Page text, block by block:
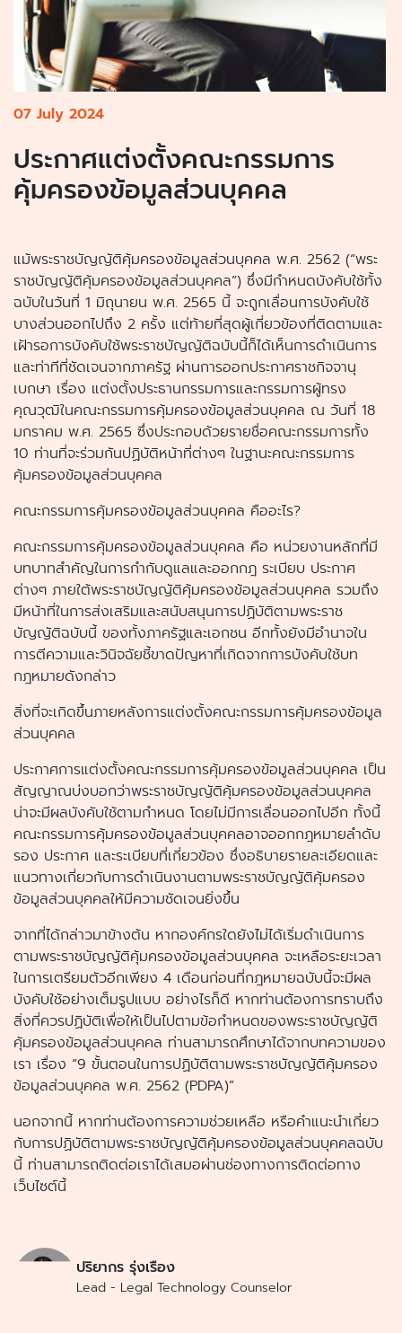
07 July 2024
ประกาศแต่งตั้งคณะกรรมการ
คุ้มครองข้อมูลส่วนบุคคล
แม้พระราชบัญญัติคุ้มครองข้อมูลส่วนบุคคล พ.ศ. 2562 (“พระ
ราชบัญญัติคุ้มครองข้อมูลส่วนบุคคล”) ซึ่งมีกำหนดบังคับใช้ทั้ง
ฉบับในวันที่ 1 มิถุนายน พ.ศ. 2565 นี้ จะถูกเลื่อนการบังคับใช้
บางส่วนออกไปถึง 2 ครั้ง แต่ท้ายที่สุดผู้เกี่ยวข้องที่ติดตามและ
เฝ้ารอการบังคับใช้พระราชบัญญัติฉบับนี้ก็ได้เห็นการดำเนินการ
และท่าทีที่ชัดเจนจากภาครัฐ ผ่านการออกประกาศราชกิจจานุ
เบกษา เรื่อง แต่งตั้งประธานกรรมการและกรรมการผู้ทรง
คุณวุฒิในคณะกรรมการคุ้มครองข้อมูลส่วนบุคคล ณ วันที่ 18
มกราคม พ.ศ. 2565 ซึ่งประกอบด้วยรายชื่อคณะกรรมการทั้ง
10 ท่านที่จะร่วมกันปฏิบัติหน้าที่ต่างๆ ในฐานะคณะกรรมการ
คุ้มครองข้อมูลส่วนบุคคล
คณะกรรมการคุ้มครองข้อมูลส่วนบุคคล คืออะไร?
คณะกรรมการคุ้มครองข้อมูลส่วนบุคคล คือ หน่วยงานหลักที่มี
บทบาทสำคัญในการกำกับดูแลและออกกฎ ระเบียบ ประกาศ
ต่างๆ ภายใต้พระราชบัญญัติคุ้มครองข้อมูลส่วนบุคคล รวมถึง
มีหน้าที่ในการส่งเสริมและสนับสนุนการปฏิบัติตามพระราช
บัญญัติฉบับนี้ ของทั้งภาครัฐและเอกชน อีกทั้งยังมีอำนาจใน
การตีความและวินิจฉัยชี้ขาดปัญหาที่เกิดจากการบังคับใช้บท
กฎหมายดังกล่าว
สิ่งที่จะเกิดขึ้นภายหลังการแต่งตั้งคณะกรรมการคุ้มครองข้อมูล
ส่วนบุคคล
ประกาศการแต่งตั้งคณะกรรมการคุ้มครองข้อมูลส่วนบุคคล เป็น
สัญญาณบ่งบอกว่าพระราชบัญญัติคุ้มครองข้อมูลส่วนบุคคล
น่าจะมีผลบังคับใช้ตามกำหนด โดยไม่มีการเลื่อนออกไปอีก ทั้งนี้
คณะกรรมการคุ้มครองข้อมูลส่วนบุคคลอาจออกกฎหมายลำดับ
รอง ประกาศ และระเบียบที่เกี่ยวข้อง ซึ่งอธิบายรายละเอียดและ
แนวทางเกี่ยวกับการดำเนินงานตามพระราชบัญญัติคุ้มครอง
ข้อมูลส่วนบุคคลให้มีความชัดเจนยิ่งขึ้น
จากที่ได้กล่าวมาข้างต้น หากองค์กรใดยังไม่ได้เริ่มดำเนินการ
ตามพระราชบัญญัติคุ้มครองข้อมูลส่วนบุคคล จะเหลือระยะเวลา
ในการเตรียมตัวอีกเพียง 4 เดือนก่อนที่กฎหมายฉบับนี้จะมีผล
บังคับใช้อย่างเต็มรูปแบบ อย่างไรก็ดี หากท่านต้องการทราบถึง
สิ่งที่ควรปฏิบัติเพื่อให้เป็นไปตามข้อกำหนดของพระราชบัญญัติ
คุ้มครองข้อมูลส่วนบุคคล ท่านสามารถศึกษาได้จากบทความของ
เรา เรื่อง “9 ขั้นตอนในการปฏิบัติตามพระราชบัญญัติคุ้มครอง
ข้อมูลส่วนบุคคล พ.ศ. 2562 (PDPA)”
นอกจากนี้ หากท่านต้องการความช่วยเหลือ หรือคำแนะนำเกี่ยว
กับการปฏิบัติตามพระราชบัญญัติคุ้มครองข้อมูลส่วนบุคคลฉบับ
นี้ ท่านสามารถติดต่อเราได้เสมอผ่านช่องทางการติดต่อทาง
เว็บไซต์นี้
ปริยากร รุ่งเรือง
Lead - Legal Technology Counselor